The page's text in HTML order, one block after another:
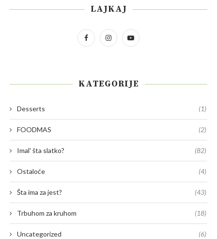
LAJKAJ
KATEGORIJE
Desserts (1)
FOODMAS (2)
Imal' šta slatko? (82)
Ostaloće (4)
Šta ima za jest? (43)
Trbuhom za kruhom (18)
Uncategorized (6)